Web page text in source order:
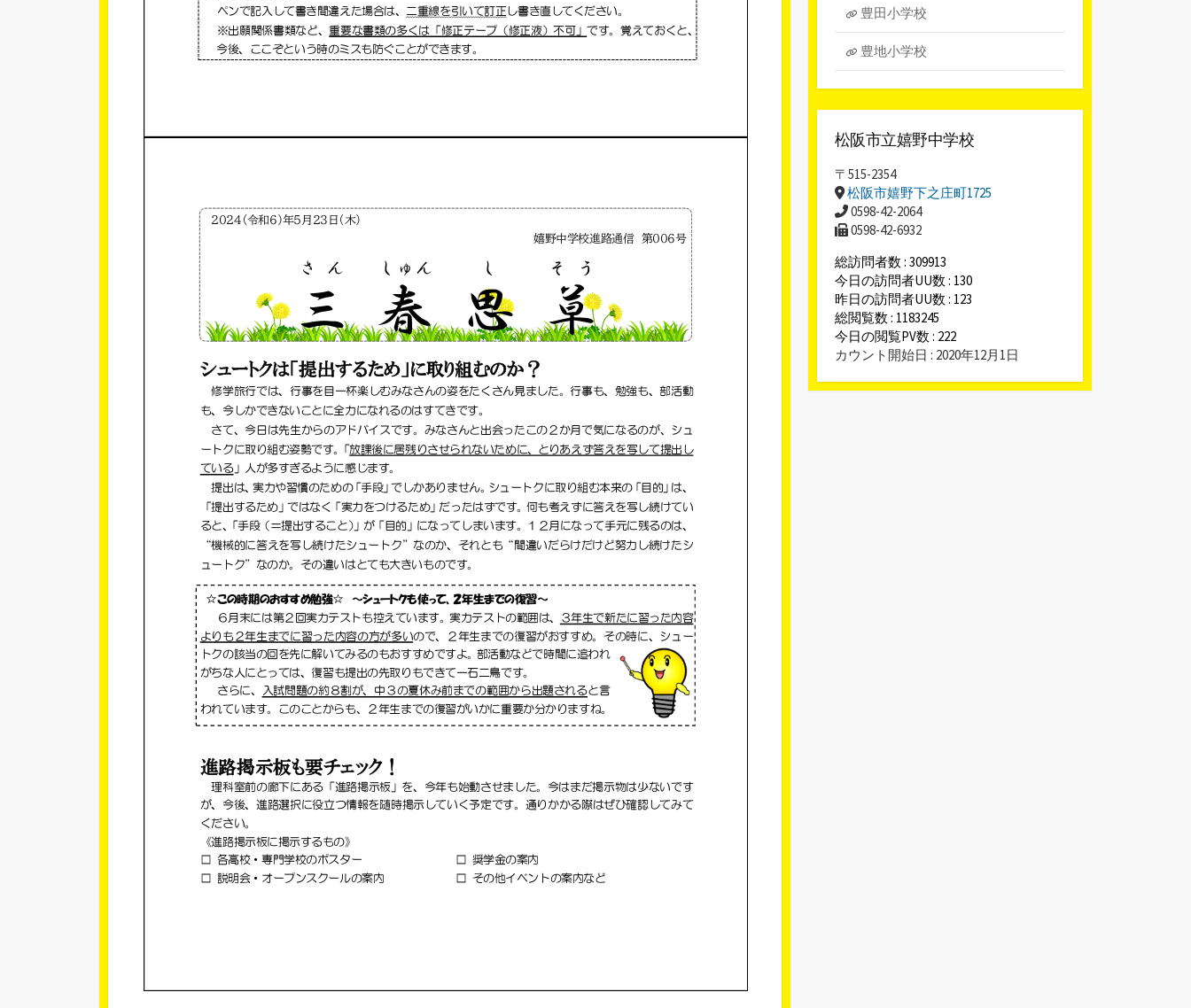
豊田小学校
豊地小学校
松阪市立嬉野中学校
〒515-2354
松阪市嬉野下之庄町1725
0598-42-2064
0598-42-6932
総訪問者数 : 309913
今日の訪問者UU数 : 130
昨日の訪問者UU数 : 123
総閲覧数 : 1183245
今日の閲覧PV数 : 222
カウント開始日 : 2020年12月1日